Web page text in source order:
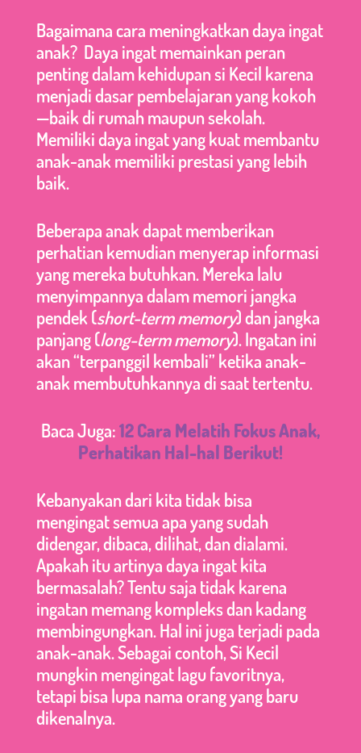
Bagaimana cara meningkatkan daya ingat
anak? Daya ingat memainkan peran
penting dalam kehidupan si Kecil karena
menjadi dasar pembelajaran yang kokoh
—baik di rumah maupun sekolah.
Memiliki daya ingat yang kuat membantu
anak-anak memiliki prestasi yang lebih
baik.
Beberapa anak dapat memberikan
perhatian kemudian menyerap informasi
yang mereka butuhkan. Mereka lalu
menyimpannya dalam memori jangka
pendek (short-term memory) dan jangka
panjang (long-term memory). Ingatan ini
akan “terpanggil kembali” ketika anak-
anak membutuhkannya di saat tertentu.
Baca Juga:12 Cara Melatih Fokus Anak,
Perhatikan Hal-hal Berikut!
Kebanyakan dari kita tidak bisa
mengingat semua apa yang sudah
didengar, dibaca, dilihat, dan dialami.
Apakah itu artinya daya ingat kita
bermasalah? Tentu saja tidak karena
ingatan memang kompleks dan kadang
membingungkan. Hal ini juga terjadi pada
anak-anak. Sebagai contoh, Si Kecil
mungkin mengingat lagu favoritnya,
tetapi bisa lupa nama orang yang baru
dikenalnya.